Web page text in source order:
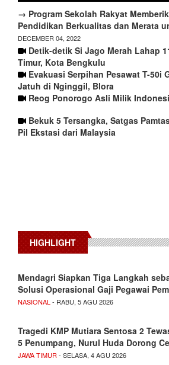
→ Program Sekolah Rakyat
Pendidikan Berkualitas dan Merata
DECEMBER 04, 2022
Detik-detik Si Jago Merah Lahap
Timur, Kota Bengkulu
Evakuasi Serpihan Pesawat T-50i
Jatuh di Nginggil, Blora
Reog Ponorogo Asli Milik
Bekuk 5 Tersangka, Satgas
Pil Ekstasi dari Malaysia
HIGHLIGHT
Mendagri Siapkan Tiga Langkah
Solusi Operasional Gaji Pegawai
NASIONAL - RABU, 5 AGU 2026
Tragedi KMP Mutiara Sentosa 2
5 Penumpang, Nurul Huda Dorong
JAWA TIMUR - SELASA, 4 AGU 2026